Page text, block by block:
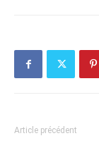
Article précédent